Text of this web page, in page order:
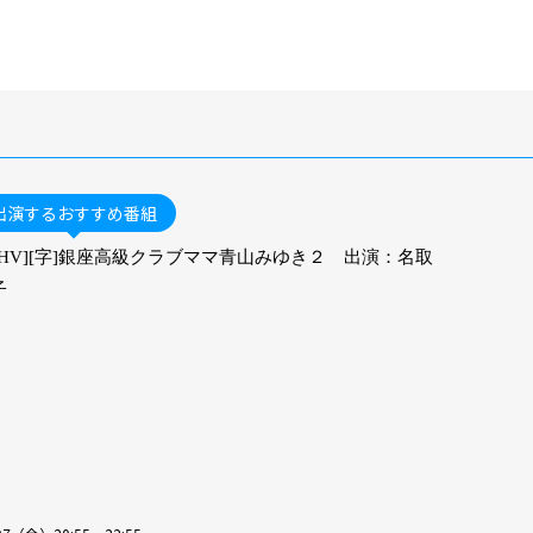
演するおすすめ番組